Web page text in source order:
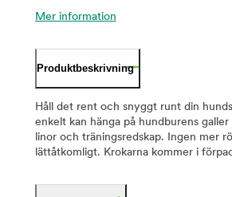
Mer information
Produktbeskrivning
Håll det rent och snyggt runt din
enkelt kan hänga på hundburens
linor och träningsredskap. Ingen mer
lättåtkomligt. Krokarna kommer i